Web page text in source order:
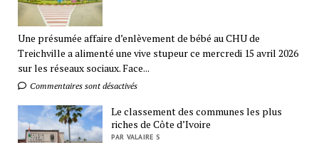
Une présumée affaire d’enlèvement de bébé au CHU de
Treichville a alimenté une vive stupeur ce mercredi 15 avril 2026
sur les réseaux sociaux. Face...
Commentaires sont désactivés
Le classement des communes les plus
riches de Côte d’Ivoire
PAR VALAIRE S